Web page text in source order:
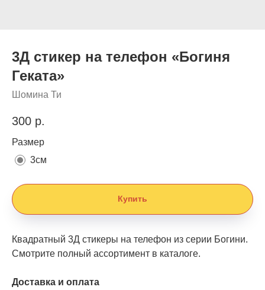
3Д стикер на телефон «Богиня
Геката»
Шомина Ти
300 р.
Размер
3см
Купить
Квадратный 3Д стикеры на телефон из серии Богини.
Смотрите полный ассортимент в каталоге.
Доставка и оплата